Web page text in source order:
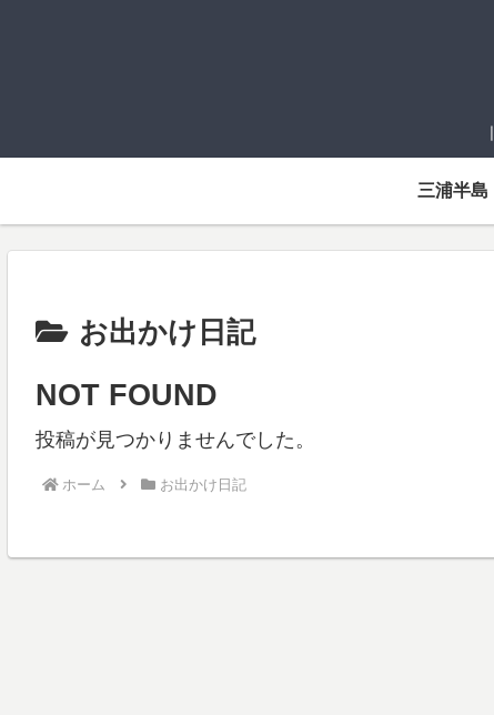
三浦半島
お出かけ日記
NOT FOUND
投稿が見つかりませんでした。
ホーム お出かけ日記